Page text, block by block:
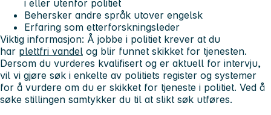
i eller utenfor politiet
Behersker andre språk utover engelsk
Erfaring som etterforskningsleder
Viktig informasjon: Å jobbe i politiet krever at du
har plettfri vandel og blir funnet skikket for tjenesten.
Dersom du vurderes kvalifisert og er aktuell for intervju,
vil vi gjøre søk i enkelte av politiets register og systemer
for å vurdere om du er skikket for tjeneste i politiet. Ved å
søke stillingen samtykker du til at slikt søk utføres.